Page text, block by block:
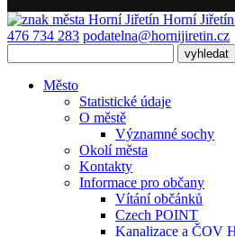
Horní Jiřetín
476 734 283 podatelna@hornijiretin.cz
Město
Statistické údaje
O městě
Významné sochy
Okolí města
Kontakty
Informace pro občany
Vítání občánků
Czech POINT
Kanalizace a ČOV